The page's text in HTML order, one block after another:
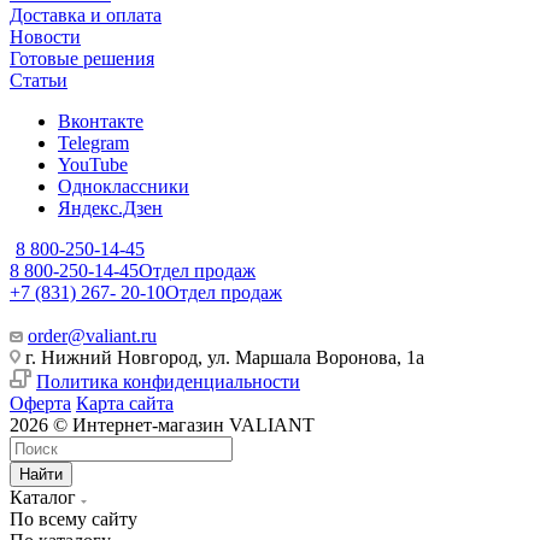
Доставка и оплата
Новости
Готовые решения
Статьи
Вконтакте
Telegram
YouTube
Одноклассники
Яндекс.Дзен
8 800-250-14-45
8 800-250-14-45Отдел продаж
+7 (831) 267- 20-10Отдел продаж
order@valiant.ru
г. Нижний Новгород, ул. Маршала Воронова, 1а
Политика конфиденциальности
Оферта Карта сайта
2026 © Интернет-магазин VALIANT
Найти
Каталог
По всему сайту